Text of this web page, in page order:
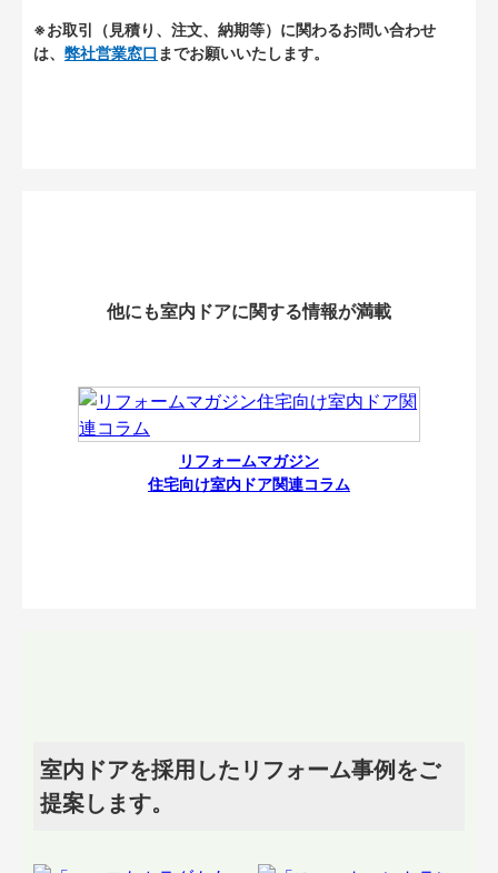
※お取引（見積り、注文、納期等）に関わるお問い合わせ
は、 弊社営業窓口 までお願いいたします。
他にも室内ドアに関する情報が満載
リフォームマガジン
住宅向け室内ドア関連コラム
室内ドアを採用したリフォーム事例をご
提案します。